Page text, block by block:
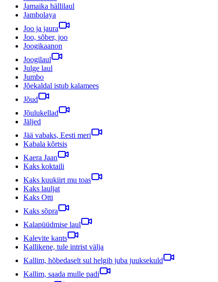
Jamaika hällilaul
Jambolaya
Joo ja jaura
Joo, sõber, joo
Joogikaanon
Joogilaul
Julge laul
Jumbo
Jõekaldal istub kalamees
Jõud
Jõulukellad
Jäljed
Jää vabaks, Eesti meri
Kabala kõrtsis
Kaera Jaan
Kaks koktaili
Kaks kuukiirt mu toas
Kaks lauljat
Kaks Otti
Kaks sõpra
Kalapüüdmise laul
Kalevite kants
Kallikene, tule intrist välja
Kallim, hõbedaselt sul helgib juba juuksekuld
Kallim, saada mulle padi